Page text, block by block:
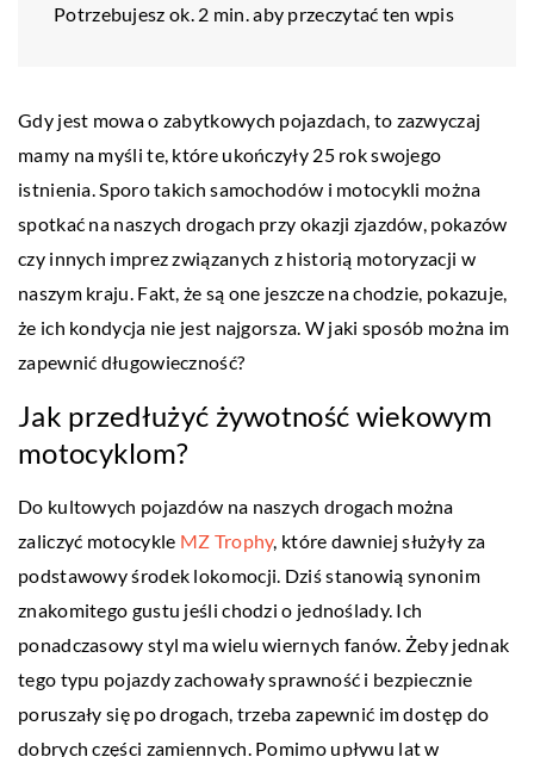
Potrzebujesz ok. 2 min. aby przeczytać ten wpis
Gdy jest mowa o zabytkowych pojazdach, to zazwyczaj
mamy na myśli te, które ukończyły 25 rok swojego
istnienia. Sporo takich samochodów i motocykli można
spotkać na naszych drogach przy okazji zjazdów, pokazów
czy innych imprez związanych z historią motoryzacji w
naszym kraju. Fakt, że są one jeszcze na chodzie, pokazuje,
że ich kondycja nie jest najgorsza. W jaki sposób można im
zapewnić długowieczność?
Jak przedłużyć żywotność wiekowym
motocyklom?
Do kultowych pojazdów na naszych drogach można
zaliczyć motocykle MZ Trophy, które dawniej służyły za
podstawowy środek lokomocji. Dziś stanowią synonim
znakomitego gustu jeśli chodzi o jednoślady. Ich
ponadczasowy styl ma wielu wiernych fanów. Żeby jednak
tego typu pojazdy zachowały sprawność i bezpiecznie
poruszały się po drogach, trzeba zapewnić im dostęp do
dobrych części zamiennych. Pomimo upływu lat w